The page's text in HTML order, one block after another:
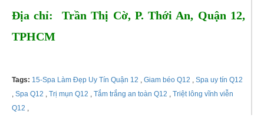
Địa chỉ: Trần Thị Cờ, P. Thới An, Quận 12,
TPHCM
Tags: 15-Spa Làm Đẹp Uy Tín Quận 12 , Giam béo Q12 , Spa uy tín Q12
, Spa Q12 , Trị mụn Q12 , Tắm trắng an toàn Q12 , Triệt lông vĩnh viễn
Q12 ,